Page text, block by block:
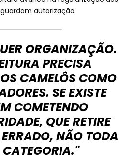
autorização.
ORGANIZAÇÃO.
PRECISA
CAMELÔS COMO
SE EXISTE
COMETENDO
QUE RETIRE
NÃO TODA